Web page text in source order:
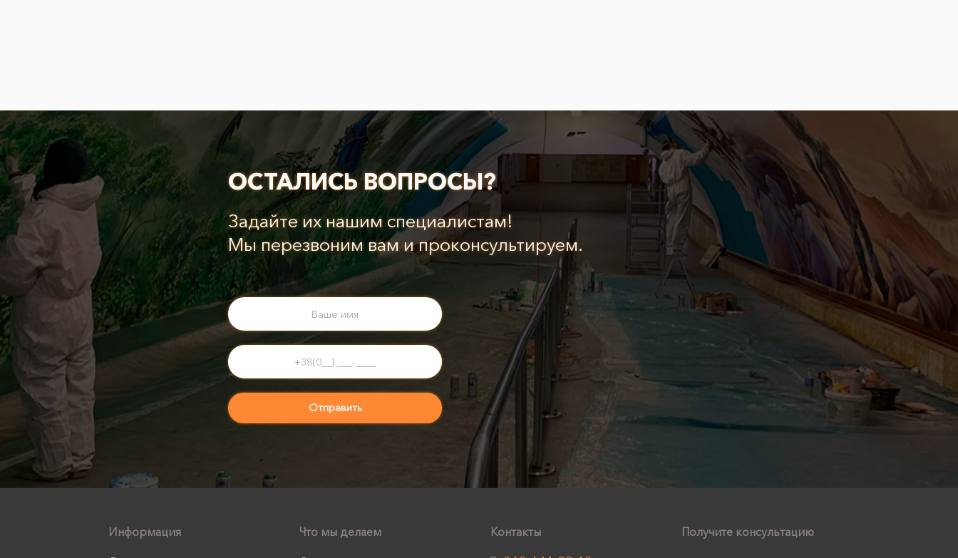
ОСТАЛИСЬ ВОПРОСЫ?
Задайте их нашим специалистам!
Мы перезвоним вам и проконсультируем.
Информация Что мы делаем Контакты Получите консультацию